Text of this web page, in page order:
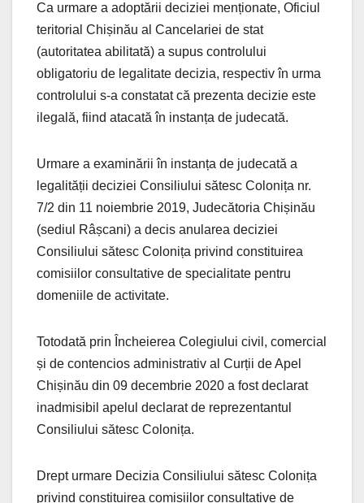
Ca urmare a adoptării deciziei menționate, Oficiul
teritorial Chișinău al Cancelariei de stat
(autoritatea abilitată) a supus controlului
obligatoriu de legalitate decizia, respectiv în urma
controlului s-a constatat că prezenta decizie este
ilegală, fiind atacată în instanța de judecată.
Urmare a examinării în instanța de judecată a
legalității deciziei Consiliului sătesc Colonița nr.
7/2 din 11 noiembrie 2019, Judecătoria Chișinău
(sediul Râșcani) a decis anularea deciziei
Consiliului sătesc Colonița privind constituirea
comisiilor consultative de specialitate pentru
domeniile de activitate.
Totodată prin Încheierea Colegiului civil, comercial
și de contencios administrativ al Curții de Apel
Chișinău din 09 decembrie 2020 a fost declarat
inadmisibil apelul declarat de reprezentantul
Consiliului sătesc Colonița.
Drept urmare Decizia Consiliului sătesc Colonița
privind constituirea comisiilor consultative de